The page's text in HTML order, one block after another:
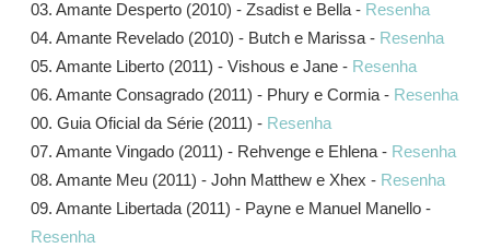
03. Amante Desperto (2010) - Zsadist e Bella - Resenha
04. Amante Revelado (2010) - Butch e Marissa - Resenha
05. Amante Liberto (2011) - Vishous e Jane - Resenha
06. Amante Consagrado (2011) - Phury e Cormia - Resenha
00. Guia Oficial da Série (2011) - Resenha
07. Amante Vingado (2011) - Rehvenge e Ehlena - Resenha
08. Amante Meu (2011) - John Matthew e Xhex - Resenha
09. Amante Libertada (2011) - Payne e Manuel Manello -
Resenha